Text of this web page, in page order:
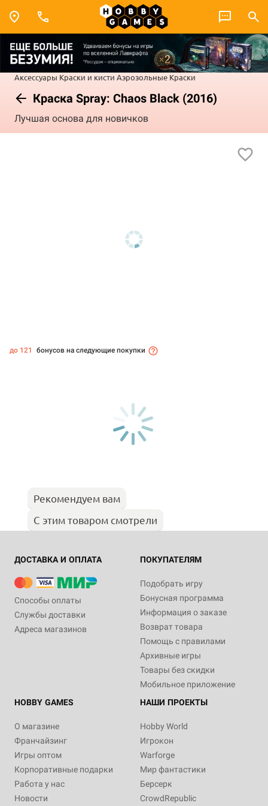
Аксессуары Краски и кисти Аэрозольные Краски
Краска Spray: Chaos Black (2016)
Лучшая основа для новичков
до 121 бонусов на следующие покупки
Рекомендуем вам
С этим товаром смотрели
ДОСТАВКА И ОПЛАТА
Способы оплаты
Службы доставки
Адреса магазинов
ПОКУПАТЕЛЯМ
Подобрать игру
Бонусная программа
Информация о заказе
Возврат товара
Помощь с правилами
Архивные игры
Товары без скидки
Мобильное приложение
HOBBY GAMES
О магазине
Франчайзинг
Игры оптом
Корпоративные подарки
Работа у нас
Новости
НАШИ ПРОЕКТЫ
Hobby World
Игрокон
Warforge
Мир фантастики
Берсерк
CrowdRepublic